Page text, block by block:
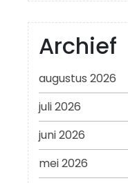
Archief
augustus 2026
juli 2026
juni 2026
mei 2026